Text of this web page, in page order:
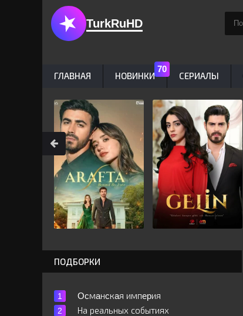
ПОДБОРКИ
Ocмaнcкaя импepия
На реальных событиях
TurkRuHD
ГЛАВНАЯ НОВИНКИ СЕРИАЛЫ